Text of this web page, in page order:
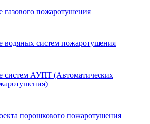
газового пожаротушения
водяных систем пожаротушения
систем АУПТ (Автоматических
порошкового пожаротушения